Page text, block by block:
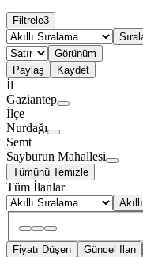
Filtrele3
Görünüm
Paylaş
Kaydet
İl
Gaziantep
İlçe
Nurdağı
Semt
Sayburun Mahallesi
Tümünü Temizle
Tüm İlanlar
Fiyatı Düşen Güncel İlan